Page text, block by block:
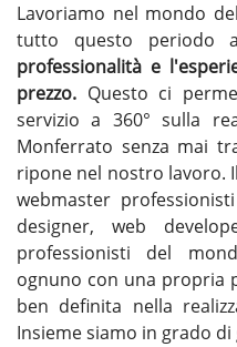
Lavoriamo nel mondo
tutto questo periodo
professionalità e
prezzo. Questo ci
servizio a 360° sulla
Monferrato senza mai
ripone nel nostro lavoro.
webmaster
designer, web
professionisti del
ognuno con una propria
ben definita nella
Insieme siamo in grado